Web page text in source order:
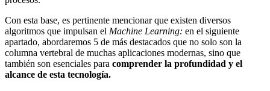
Con esta base, es pertinente mencionar que existen diversos
algoritmos que impulsan el Machine Learning: en el siguiente
apartado, abordaremos 5 de más destacados que no solo son la
columna vertebral de muchas aplicaciones modernas, sino que
también son esenciales para comprender la profundidad y el
alcance de esta tecnología.